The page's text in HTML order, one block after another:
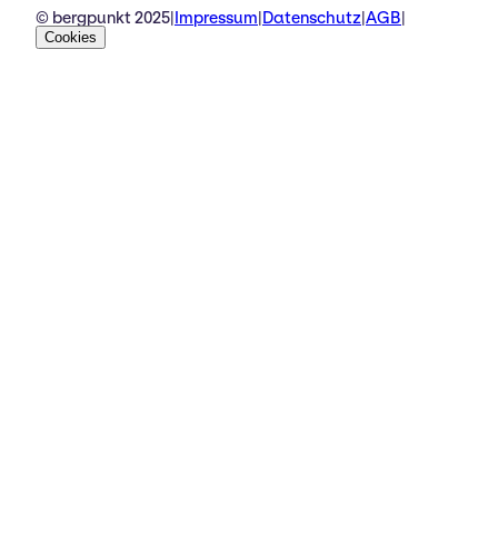
© bergpunkt 2025|Impressum|Datenschutz|AGB|
Cookies